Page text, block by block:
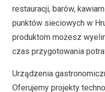
restauracji, barów,
punktów sieciowych w
produktom możesz
czas przygotowania
Urządzenia
Oferujemy projekty